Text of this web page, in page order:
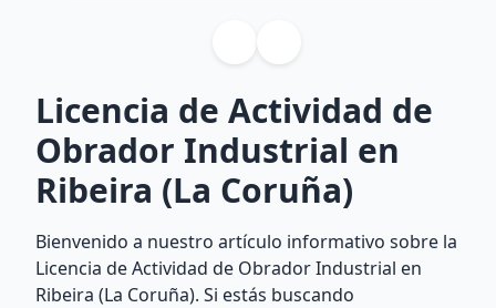
Licencia de Actividad de
Obrador Industrial en
Ribeira (La Coruña)
Bienvenido a nuestro artículo informativo sobre la
Licencia de Actividad de Obrador Industrial en
Ribeira (La Coruña). Si estás buscando